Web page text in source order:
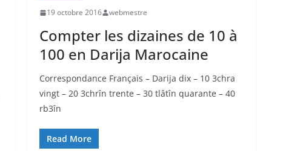
19 octobre 2016 webmestre
Compter les dizaines de 10 à
100 en Darija Marocaine
Correspondance Français – Darija dix – 10 3chra
vingt – 20 3chrîn trente – 30 tlâtîn quarante – 40
rb3în
Read More